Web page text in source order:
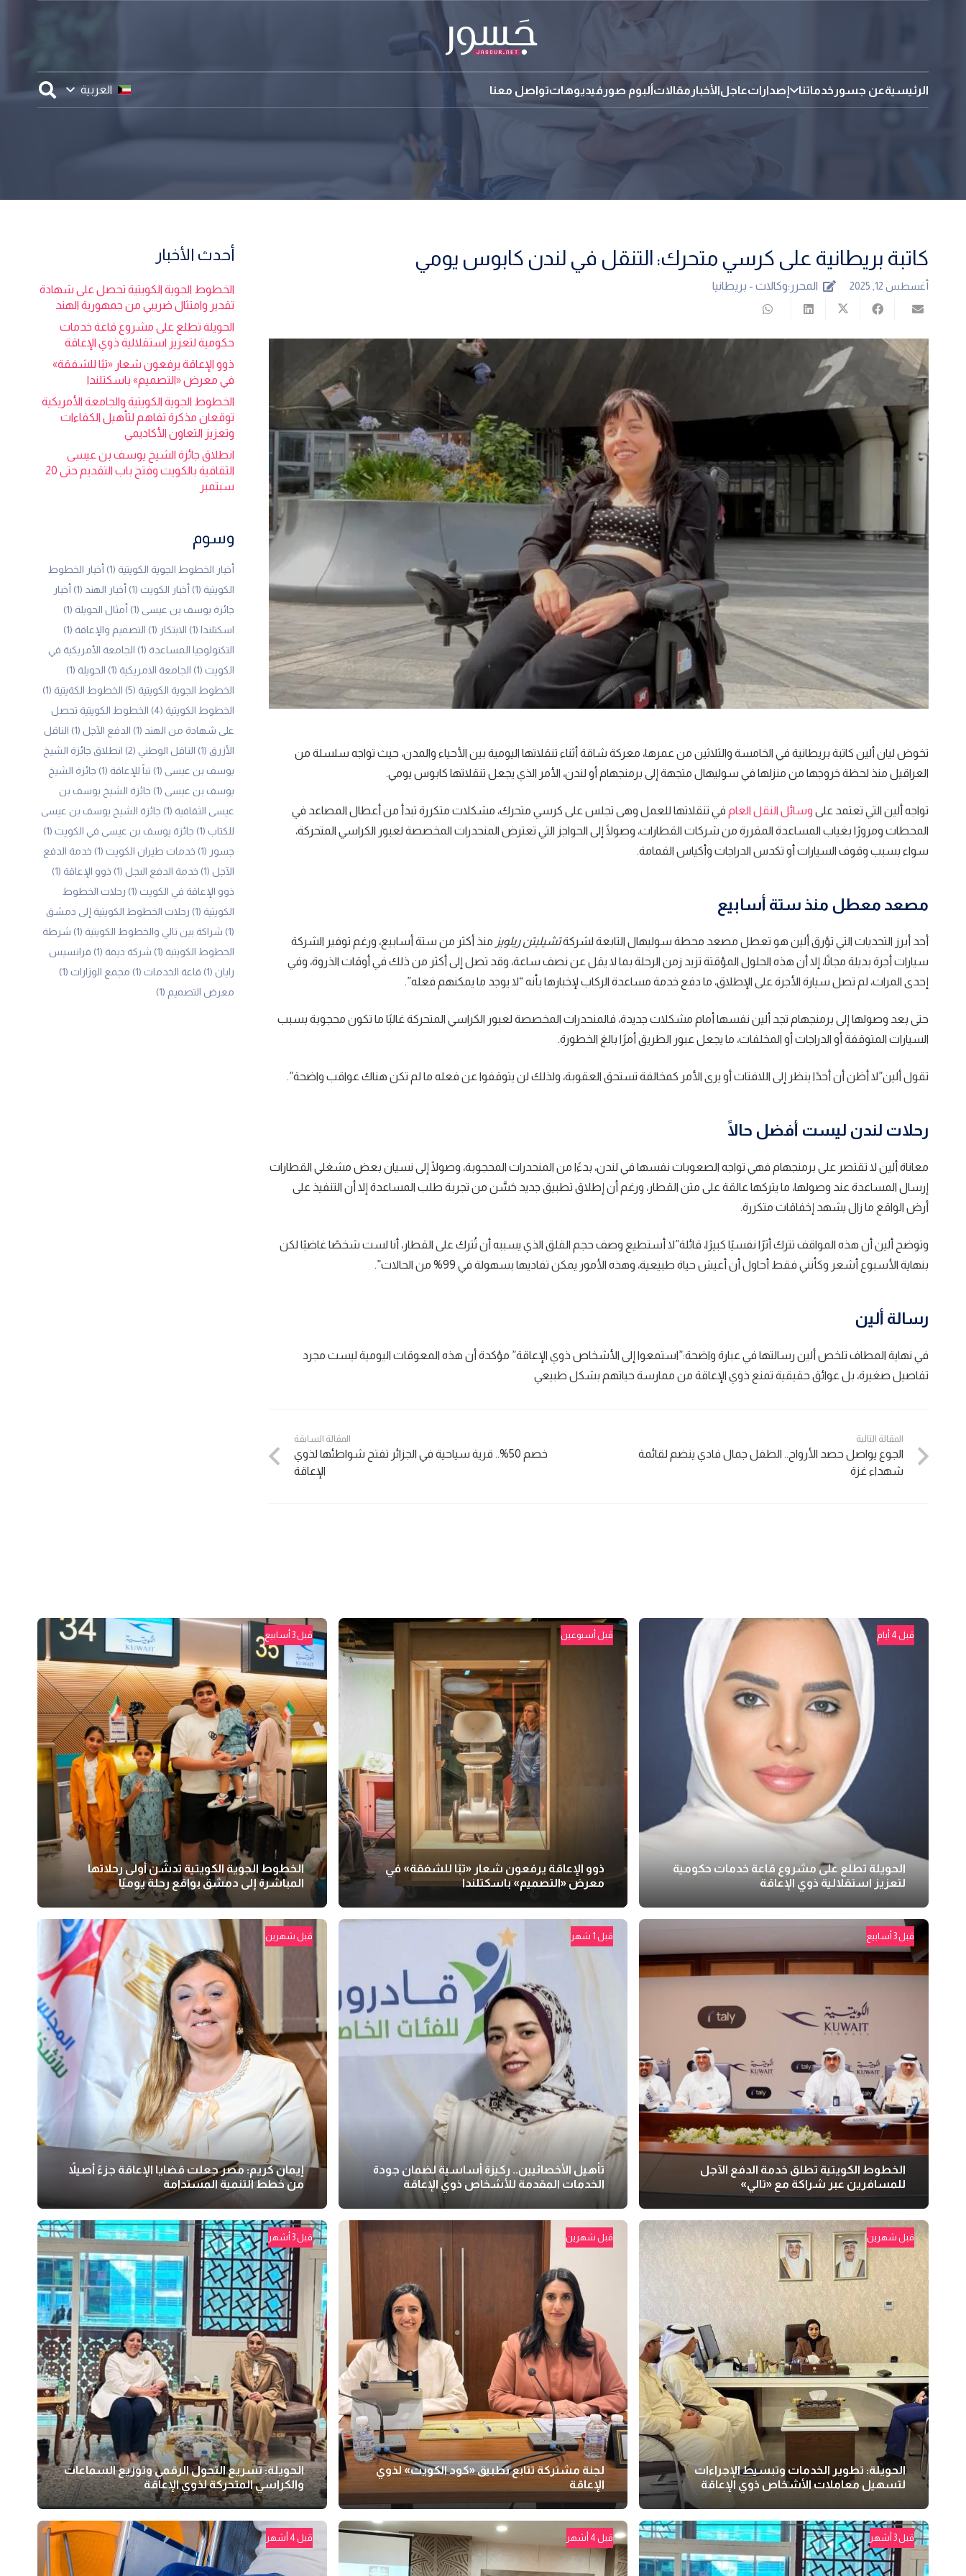
الرئيسيةعن جسور خدماتنا إصداراتعاجلالأخبار مقالاتألبوم صورفيديوهاتتواصل معنا العربية
كاتبة بريطانية على كرسي متحرك: التنقل في لندن كابوس يومي
أغسطس 12, 2025 المحرر:وكالات - بريطانيا
تخوض ليان ألين كاتبة بريطانية في الخامسة والثلاثين من عمرها، معركة شاقة أثناء تنقلاتها اليومية بين الأحياء والمدن، حيث تواجه سلسلة من
العراقيل منذ لحظة خروجها من منزلها في سوليهال متجهة إلى برمنجهام أو لندن، الأمر الذي يجعل تنقلاتها كابوس يومي.
تواجه ألين التي تعتمد على وسائل النقل العام في تنقلاتها للعمل وهى تجلس على كرسي متحرك، مشكلات متكررة تبدأ من أعطال المصاعد في
المحطات ومرورًا بغياب المساعدة المقررة من شركات القطارات، وصولًا إلى الحواجز التي تعترض المنحدرات المخصصة لعبور الكراسي المتحركة،
سواء بسبب وقوف السيارات أو تكدس الدراجات وأكياس القمامة.
مصعد معطل منذ ستة أسابيع
أحد أبرز التحديات التي تؤرق ألين هو تعطل مصعد محطة سوليهال التابعة لشركةتشيليتن ريلويز منذ أكثر من ستة أسابيع، ورغم توفير الشركة
سيارات أجرة بديلة مجانًا، إلا أن هذه الحلول المؤقتة تزيد زمن الرحلة بما لا يقل عن نصف ساعة، وقد تصل إلى أكثر من ذلك في أوقات الذروة، وفي
إحدى المرات، لم تصل سيارة الأجرة على الإطلاق، ما دفع خدمة مساعدة الركاب لإخبارها بأنه “لا يوجد ما يمكنهم فعله”.
حتى بعد وصولها إلى برمنجهام تجد ألين نفسها أمام مشكلات جديدة، فالمنحدرات المخصصة لعبور الكراسي المتحركة غالبًا ما تكون محجوبة بسبب
السيارات المتوقفة أو الدراجات أو المخلفات، ما يجعل عبور الطريق أمرًا بالغ الخطورة.
تقول ألين”لا أظن أن أحدًا ينظر إلى اللافتات أو يرى الأمر كمخالفة تستحق العقوبة، ولذلك لن يتوقفوا عن فعله ما لم تكن هناك عواقب واضحة”.
رحلات لندن ليست أفضل حالًا
معاناة ألين لا تقتصر على برمنجهام فهي تواجه الصعوبات نفسها في لندن، بدءًا من المنحدرات المحجوبة، وصولًا إلى نسيان بعض مشغلي القطارات
إرسال المساعدة عند وصولها، ما يتركها عالقة على متن القطار، ورغم أن إطلاق تطبيق جديد حَسَّن من تجربة طلب المساعدة إلا أن التنفيذ على
أرض الواقع ما زال يشهد إخفاقات متكررة.
وتوضح ألين أن هذه المواقف تترك أثرًا نفسيًا كبيرًا، قائلة”لا أستطيع وصف حجم القلق الذي يسببه أن تُترك على القطار، أنا لست شخصًا غاضبًا لكن
بنهاية الأسبوع أشعر وكأنني فقط أحاول أن أعيش حياة طبيعية، وهذه الأمور يمكن تفاديها بسهولة في 99% من الحالات”.
رسالة ألين
في نهاية المطاف تلخص ألين رسالتها في عبارة واضحة:”استمعوا إلى الأشخاص ذوي الإعاقة” مؤكدة أن هذه المعوقات اليومية ليست مجرد
تفاصيل صغيرة، بل عوائق حقيقية تمنع ذوي الإعاقة من ممارسة حياتهم بشكل طبيعي
المقالة السابقة
خصم 50%.. قرية سياحية في الجزائر تفتح شواطئها لذوي
الإعاقة
المقالة التالية
الجوع يواصل حصد الأرواح.. الطفل جمال فادي ينضم لقائمة
شهداء غزة
أحدث الأخبار
الخطوط الجوية الكويتية تحصل على شهادة
تقدير وامتثال ضريبي من جمهورية الهند
الحويلة تطلع على مشروع قاعة خدمات
حكومية لتعزيز استقلالية ذوي الإعاقة
ذوو الإعاقة يرفعون شعار «تبًا للشفقة»
في معرض «التصميم» باسكتلندا
الخطوط الجوية الكويتية والجامعة الأمريكية
توقعان مذكرة تفاهم لتأهيل الكفاءات
وتعزيز التعاون الأكاديمي
انطلاق جائزة الشيخ يوسف بن عيسى
الثقافية بالكويت وفتح باب التقديم حتى 20
سبتمبر
وسوم
أخبار الخطوط الجوية الكويتية (1)
أخبار الخطوط
الكويتية (1) أخبار الكويت (1) أخبار الهند (1)
أخبار
جائزة يوسف بن عيسى (1) أمثال الحويلة (1)
اسكتلندا (1) الابتكار (1) التصميم والإعاقة (1)
التكنولوجيا المساعدة (1)
الجامعة الأمريكية في
الكويت (1) الجامعة الامريكية (1) الحويلة (1)
الخطوط الجوية الكويتية (5) الخطوط الكةيتية (1)
الخطوط الكويتية (4)
الخطوط الكويتية تحصل
على شهادة من الهند (1) الدفع الآجل (1)
الناقل
الأزرق (1) الناقل الوطني (2)
انطلاق جائزة الشيخ
يوسف بن عيسى (1) تباً للإعاقة (1)
جائزة الشيخ
يوسف بن عيسى (1)
جائزة الشيخ يوسف بن
عيسى الثقافية (1)
جائزة الشيخ يوسف بن عيسى
للكتاب (1) جائزة يوسف بن عيسى في الكويت (1)
جسور (1) خدمات طيران الكويت (1)
خدمة الدفع
الآجل (1) خدمة الدفع الىجل (1) ذوو الإعاقة (1)
ذوو الإعاقة في الكويت (1)
رحلات الخطوط
الكويتية (1)
رحلات الخطوط الكويتية إلى دمشق
(1)
شراكة بين تالي والخطوط الكويتية (1)
شرطة
الخطوط الكويتية (1) شركة ديمة (1)
فرانسيس
رايان (1) قاعة الخدمات (1) مجمع الوزارات (1)
معرض التصميم (1)
قبل 4 أيام
الحويلة تطلع على مشروع قاعة خدمات حكومية
لتعزيز استقلالية ذوي الإعاقة
قبل أسبوعين
ذوو الإعاقة يرفعون شعار «تبًا للشفقة» في
معرض «التصميم» باسكتلندا
قبل 3 أسابيع
الخطوط الجوية الكويتية تدشّن أولى رحلاتها
المباشرة إلى دمشق بواقع رحلة يوميًا
قبل 3 أسابيع
الخطوط الكويتية تطلق خدمة الدفع الآجل
للمسافرين عبر شراكة مع «تالي»
قبل 1 شهر
تأهيل الأخصائيين.. ركيزة أساسية لضمان جودة
الخدمات المقدمة للأشخاص ذوي الإعاقة
قبل شهرين
إيمان كريم: مصر جعلت قضايا الإعاقة جزءً أصيلاً
من خطط التنمية المستدامة
قبل شهرين
الحويلة: تطوير الخدمات وتبسيط الإجراءات
لتسهيل معاملات الأشخاص ذوي الإعاقة
قبل شهرين
لجنة مشتركة تتابع تطبيق «كود الكويت» لذوي
الإعاقة
قبل 3 أشهر
الحويلة: تسريع التحول الرقمي وتوزيع السماعات
والكراسي المتحركة لذوي الإعاقة
قبل 3 أشهر قبل 4 أشهر قبل 4 أشهر